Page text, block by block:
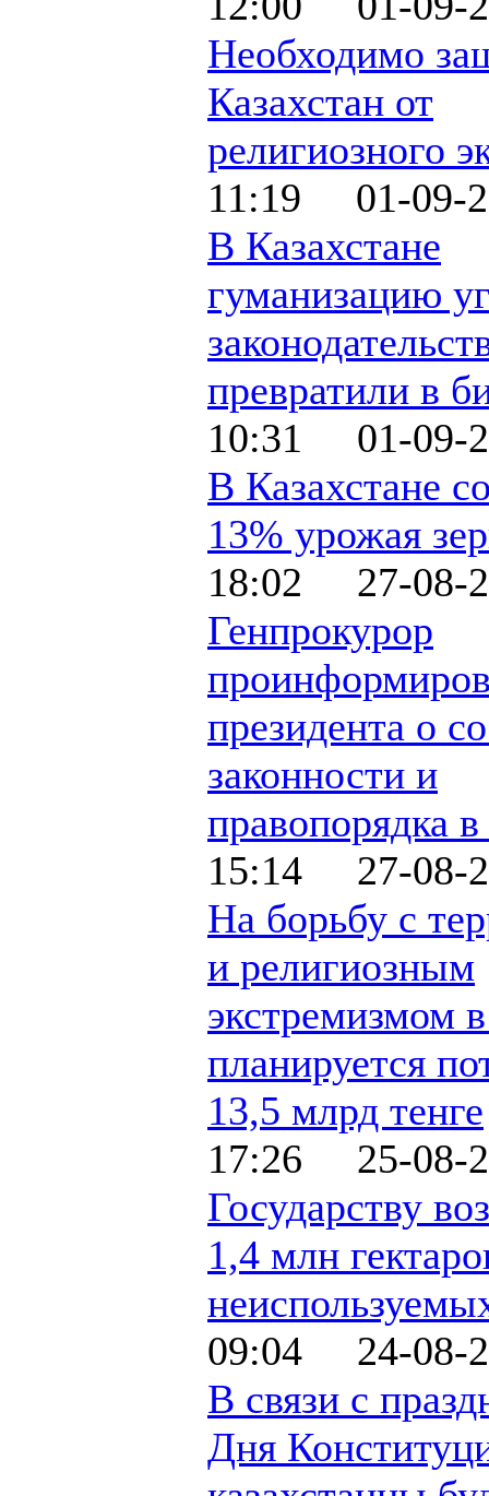
Необходимо
Казахстан от
религиозного
11:19 01-09-
В Казахстане
гуманизацию
превратили в
10:31 01-09-
В Казахстане
13% урожая
18:02 27-08-
Генпрокурор
президента о
законности и
правопорядка в
15:14 27-08-
На борьбу с
и религиозным
экстремизмом
планируется
13,5 млрд тенге
17:26 25-08-
Государству
1,4 млн
09:04 24-08-
В связи с
Дня